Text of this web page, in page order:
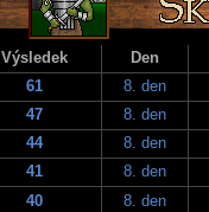
Výsledek
Den
61
8. den
47
8. den
44
8. den
41
8. den
40
8. den